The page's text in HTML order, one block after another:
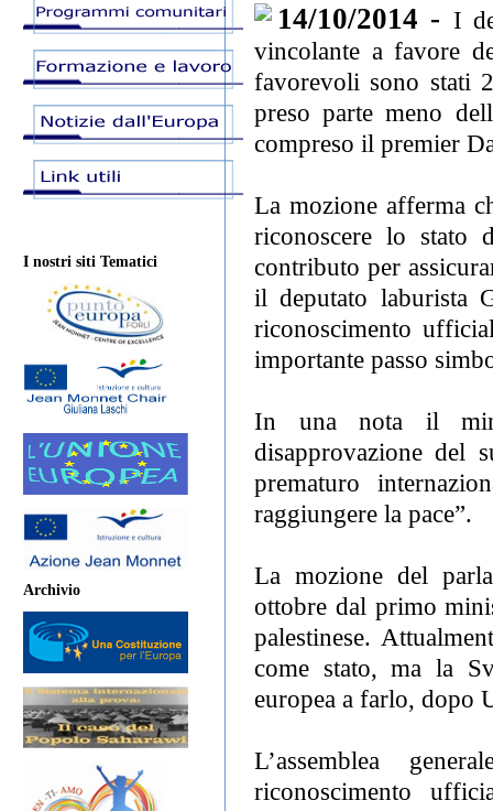
I nostri siti Tematici
Archivio
14/10/2014 - I
vincolante a favore
favorevoli sono stati
preso parte meno
compreso il premier
La mozione afferma
riconoscere lo stato
contributo per
il deputato laburista
riconoscimento
importante passo
In una nota il
disapprovazione del
prematuro
raggiungere la pace”.
La mozione del
ottobre dal primo
palestinese.
come stato, ma la
europea a farlo, dopo
L’assemblea
riconoscimento